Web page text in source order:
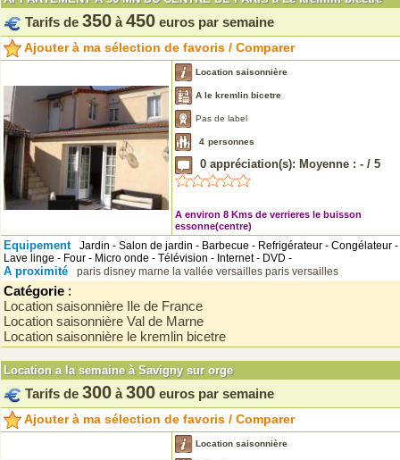
Tarifs de 350 à 450 euros par semaine
Ajouter à ma sélection de favoris / Comparer
Location saisonnière
A le kremlin bicetre
Pas de label
4 personnes
0 appréciation(s): Moyenne : - / 5
A environ 8 Kms de verrieres le buisson
essonne(centre)
Equipement
Jardin - Salon de jardin - Barbecue - Refrigérateur - Congélateur -
Lave linge - Four - Micro onde - Télévision - Internet - DVD -
A proximité paris disney marne la vallée versailles paris versailles
Catégorie :
Location saisonnière Ile de France
Location saisonnière Val de Marne
Location saisonnière le kremlin bicetre
Location a la semaine à Savigny sur orge
Tarifs de 300 à 300 euros par semaine
Ajouter à ma sélection de favoris / Comparer
Location saisonnière